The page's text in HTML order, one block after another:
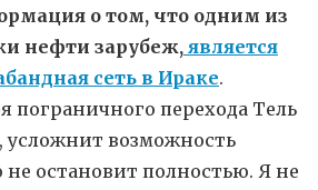
о том, что одним из
нефти зарубеж, является
сеть в Ираке.
пограничного перехода Тель
усложнит возможность
остановит полностью. Я не